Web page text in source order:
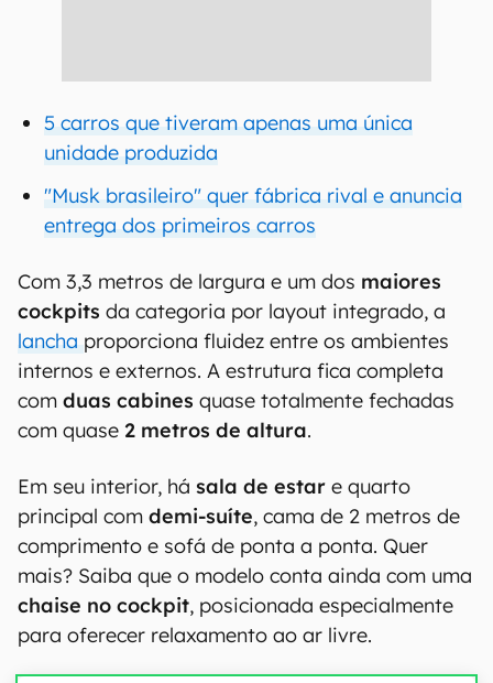
5 carros que tiveram apenas uma única
unidade produzida
"Musk brasileiro" quer fábrica rival e anuncia
entrega dos primeiros carros
Com 3,3 metros de largura e um dos maiores
cockpits da categoria por layout integrado, a
lancha proporciona fluidez entre os ambientes
internos e externos. A estrutura fica completa
com duas cabines quase totalmente fechadas
com quase 2 metros de altura.
Em seu interior, há sala de estar e quarto
principal com demi-suíte, cama de 2 metros de
comprimento e sofá de ponta a ponta. Quer
mais? Saiba que o modelo conta ainda com uma
chaise no cockpit, posicionada especialmente
para oferecer relaxamento ao ar livre.